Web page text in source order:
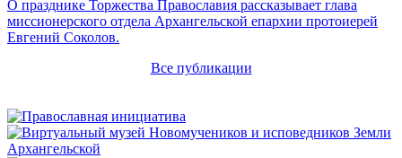
О празднике Торжества Православия рассказывает глава
миссионерского отдела Архангельской епархии протоиерей
Евгений Соколов.
Все публикации